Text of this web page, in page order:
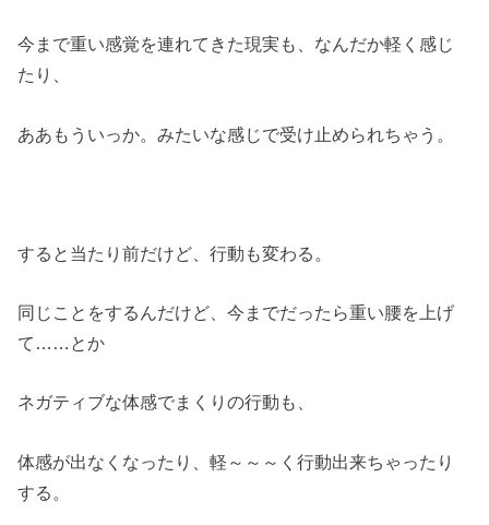
今まで重い感覚を連れてきた現実も、なんだか軽く感じ
たり、
ああもういっか。みたいな感じで受け止められちゃう。
すると当たり前だけど、行動も変わる。
同じことをするんだけど、今までだったら重い腰を上げ
て……とか
ネガティブな体感でまくりの行動も、
体感が出なくなったり、軽～～～く行動出来ちゃったり
する。